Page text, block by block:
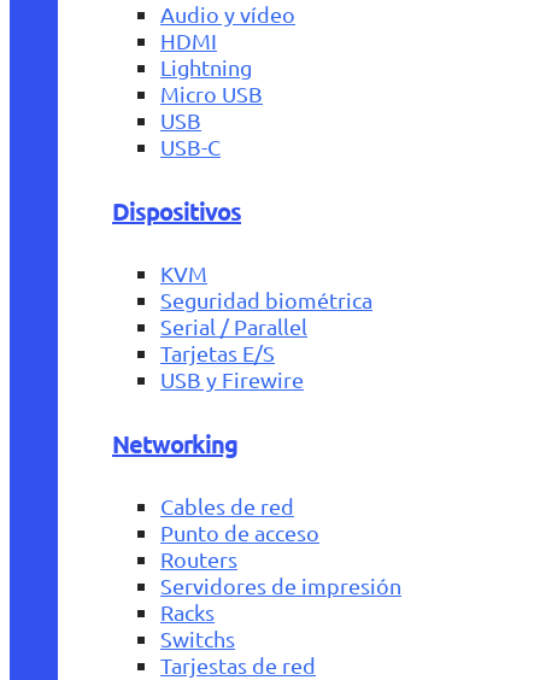
Audio y vídeo
HDMI
Lightning
Micro USB
USB
USB-C
Dispositivos
KVM
Seguridad biométrica
Serial / Parallel
Tarjetas E/S
USB y Firewire
Networking
Cables de red
Punto de acceso
Routers
Servidores de impresión
Racks
Switchs
Tarjestas de red